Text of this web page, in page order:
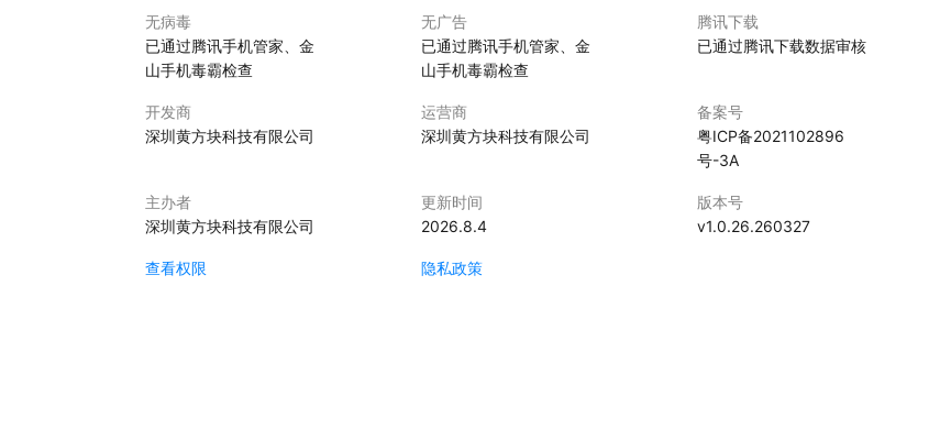
5、信息资讯。支持通过HFK NAV查看相关品牌、产品的资讯；
6、服务支持、支持通过HFK NAV进行产品技术服务支持；
7、一键分享。支持将最喜欢的照片、视频分享到社交网络；
8、智能操控。支持通过APP操控智能车机各种设置选项。
无病毒
已通过腾讯手机管家、金
山手机毒霸检查
无广告
已通过腾讯手机管家、金
山手机毒霸检查
腾讯下载
已通过腾讯下载数据审核
开发商
深圳黄方块科技有限公司
运营商
深圳黄方块科技有限公司
备案号
粤ICP备2021102896
号-3A
主办者
深圳黄方块科技有限公司
更新时间
2026.8.4
版本号
v1.0.26.260327
查看权限 隐私政策